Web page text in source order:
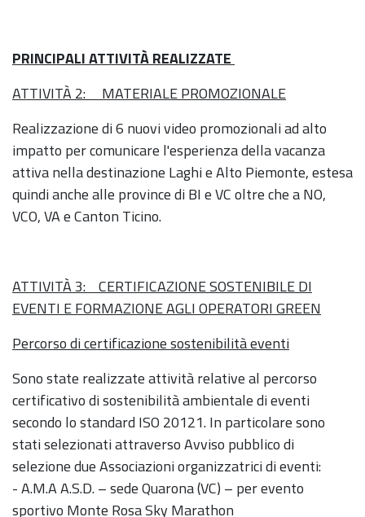
PRINCIPALI ATTIVITÀ REALIZZATE
ATTIVITÀ 2: MATERIALE PROMOZIONALE
Realizzazione di 6 nuovi video promozionali ad alto
impatto per comunicare l'esperienza della vacanza
attiva nella destinazione Laghi e Alto Piemonte, estesa
quindi anche alle province di BI e VC oltre che a NO,
VCO, VA e Canton Ticino.
ATTIVITÀ 3: CERTIFICAZIONE SOSTENIBILE DI
EVENTI E FORMAZIONE AGLI OPERATORI GREEN
Percorso di certificazione sostenibilità eventi
Sono state realizzate attività relative al percorso
certificativo di sostenibilità ambientale di eventi
secondo lo standard ISO 20121. In particolare sono
stati selezionati attraverso Avviso pubblico di
selezione due Associazioni organizzatrici di eventi:
- A.M.A A.S.D. – sede Quarona (VC) – per evento
sportivo Monte Rosa Sky Marathon